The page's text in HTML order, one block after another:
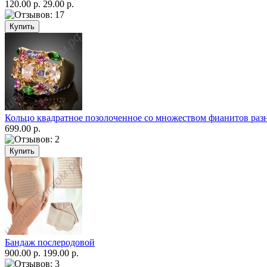
120.00 р. 29.00 р.
Кольцо квадратное позолоченное со множеством фианитов
699.00 р.
Бандаж послеродовой
900.00 р. 199.00 р.